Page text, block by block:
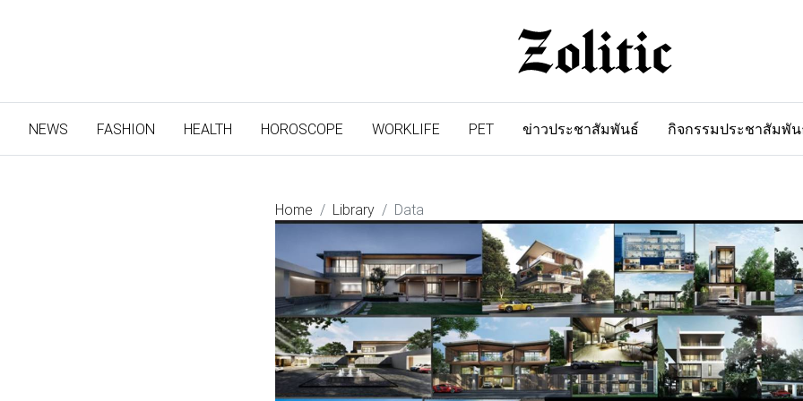
NEWS (CURRENT)
FASHION HEALTH HOROSCOPE WORKLIFE PET ข่าวประชาสัมพันธ์ กิจกรรมประชาสัมพั
Home Library Data